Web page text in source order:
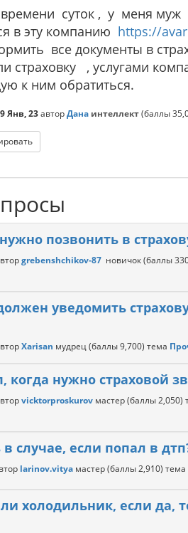
суток , у меня муж
в эту компанию https://
все документы в
страховку , услугами
к ним обратиться.
Янв, 23авторДана интеллект(баллы
позвонить в
grebenshchikov-87 новичок(баллы
уведомить
Xarisan мудрец(баллы9,700) тема
когда нужно страховой
vicktorproskurov мастер(баллы2,050)
случае, если попал в
larinov.vitya мастер(баллы2,910) тема
холодильник, если да,